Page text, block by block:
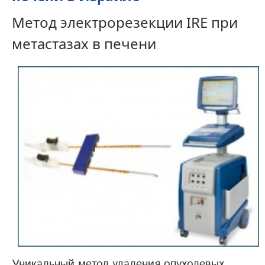
Метод электрорезекции IRE при
метастазах в печени